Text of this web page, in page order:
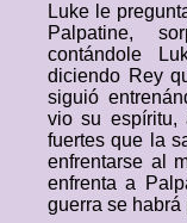
Luke le
Palpatine,
contándole
diciendo Rey
siguió
vio su espíritu,
fuertes que la
enfrentarse al
enfrenta a
guerra se habrá